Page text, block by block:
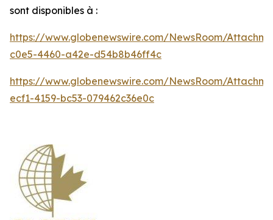
sont disponibles à :
https://www.globenewswire.com/NewsRoom/
c0e5-4460-a42e-d54b8b46ff4c
https://www.globenewswire.com/NewsRoom/
ecf1-4159-bc53-079462c36e0c